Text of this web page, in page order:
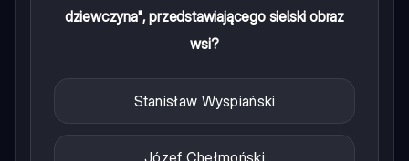
dziewczyna", przedstawiającego sielski obraz
wsi?
Stanisław Wyspiański